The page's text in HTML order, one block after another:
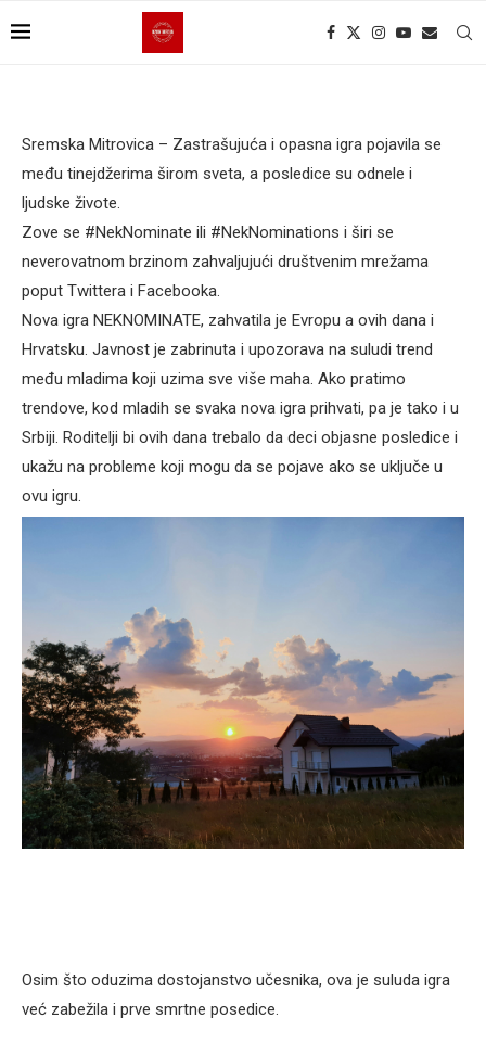
Sremska Mitrovica – Zastrašujuća i opasna igra pojavila se
među tinejdžerima širom sveta, a posledice su odnele i
ljudske živote.
Zove se #NekNominate ili #NekNominations i širi se
neverovatnom brzinom zahvaljujući društvenim mrežama
poput Twittera i Facebooka.
Nova igra NEKNOMINATE, zahvatila je Evropu a ovih dana i
Hrvatsku. Javnost je zabrinuta i upozorava na suludi trend
među mladima koji uzima sve više maha. Ako pratimo
trendove, kod mladih se svaka nova igra prihvati, pa je tako i u
Srbiji. Roditelji bi ovih dana trebalo da deci objasne posledice i
ukažu na probleme koji mogu da se pojave ako se uključe u
ovu igru.
Osim što oduzima dostojanstvo učesnika, ova je suluda igra
već zabežila i prve smrtne posedice.